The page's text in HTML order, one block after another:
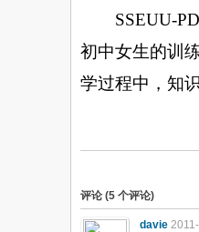
SSEUU-
初中女生的训
学过程中，知
评论 (5 个评论)
davie